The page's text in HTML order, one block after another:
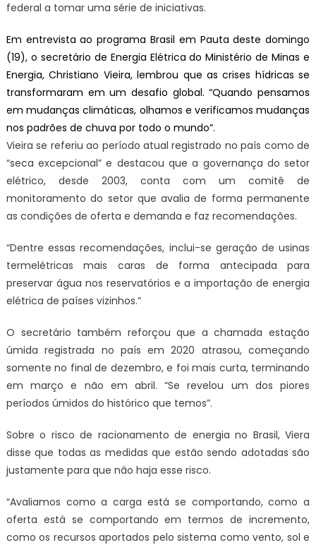
federal a tomar uma série de iniciativas.
Em entrevista ao programa Brasil em Pauta deste domingo
(19), o secretário de Energia Elétrica do Ministério de Minas e
Energia, Christiano Vieira, lembrou que as crises hídricas se
transformaram em um desafio global. “Quando pensamos
em mudanças climáticas, olhamos e verificamos mudanças
nos padrões de chuva por todo o mundo”.
Vieira se referiu ao período atual registrado no país como de
“seca excepcional” e destacou que a governança do setor
elétrico, desde 2003, conta com um comitê de
monitoramento do setor que avalia de forma permanente
as condições de oferta e demanda e faz recomendações.
“Dentre essas recomendações, inclui-se geração de usinas
termelétricas mais caras de forma antecipada para
preservar água nos reservatórios e a importação de energia
elétrica de países vizinhos.”
O secretário também reforçou que a chamada estação
úmida registrada no país em 2020 atrasou, começando
somente no final de dezembro, e foi mais curta, terminando
em março e não em abril. “Se revelou um dos piores
períodos úmidos do histórico que temos”.
Sobre o risco de racionamento de energia no Brasil, Viera
disse que todas as medidas que estão sendo adotadas são
justamente para que não haja esse risco.
“Avaliamos como a carga está se comportando, como a
oferta está se comportando em termos de incremento,
como os recursos aportados pelo sistema como vento, sol e